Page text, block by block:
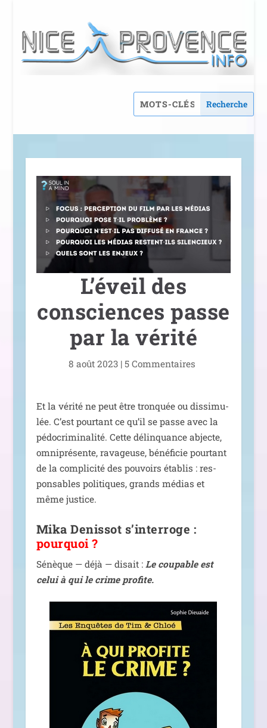
L’éveil des
consciences passe
par la vérité
8 août 2023 |5 Commentaires
Et la véri­té ne peut être tron­quée ou dis­si­mu­
lée. C’est pour­tant ce qu’il se passe avec la
pédo­cri­mi­na­li­té. Cette délin­quance abjecte,
omni­pré­sente, rava­geuse, béné­fi­cie pour­tant
de la com­pli­ci­té des pou­voirs éta­blis : res­
pon­sables poli­tiques, grands médias et
même justice.
Mika Denissot s’interroge :
pourquoi ?
Sénèque — déjà — disait : Le cou­pable est
celui à qui le crime profite.